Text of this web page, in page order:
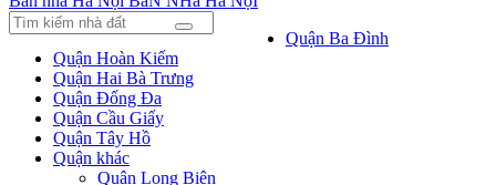
Quận Ba Đình
Quận Hoàn Kiếm
Quận Hai Bà Trưng
Quận Đống Đa
Quận Cầu Giấy
Quận Tây Hồ
Quận khác
Quận Long Biên